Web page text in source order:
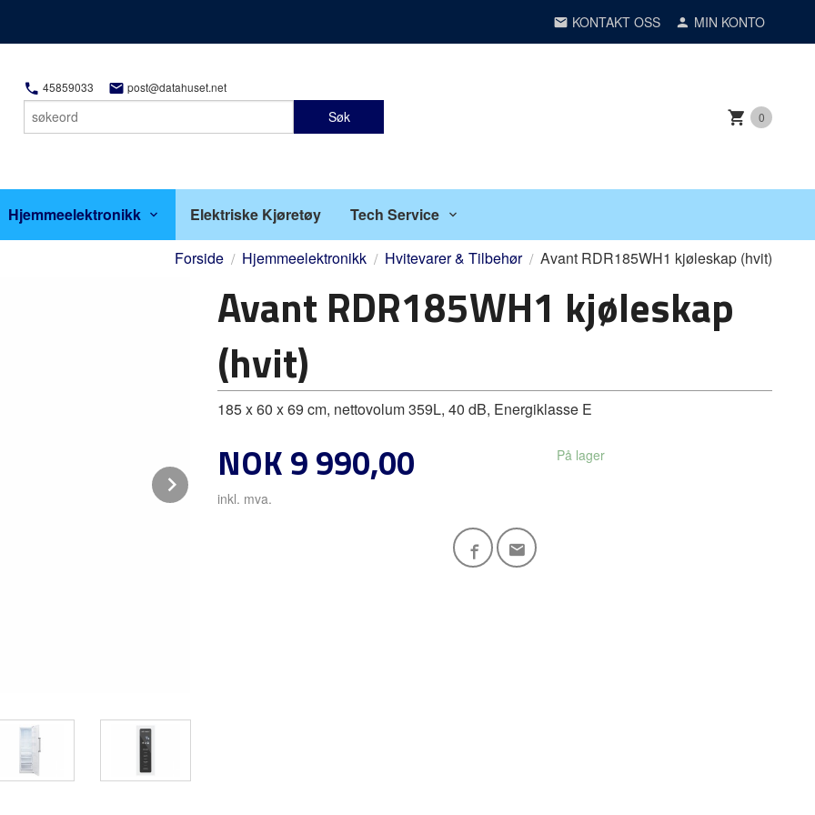
KONTAKT OSS MIN KONTO
45859033 post@datahuset.net
Søk 0
Hjemmeelektronikk Elektriske Kjøretøy Tech Service
Forside Hjemmeelektronikk Hvitevarer & Tilbehør Avant RDR185WH1 kjøleskap (hvit)
Next
Avant RDR185WH1 kjøleskap
(hvit)
185 x 60 x 69 cm, nettovolum 359L, 40 dB, Energiklasse E
Pris
NOK9 990,00
inkl. mva.
På lager